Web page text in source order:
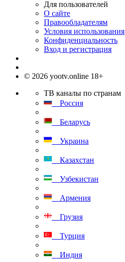
Для пользователей
О сайте
Правообладателям
Условия использования
Конфиденциальность
Вход и регистрация
© 2026 yootv.online 18+
ТВ каналы по странам
Россия
Беларусь
Украина
Казахстан
Узбекистан
Армения
Грузия
Турция
Индия